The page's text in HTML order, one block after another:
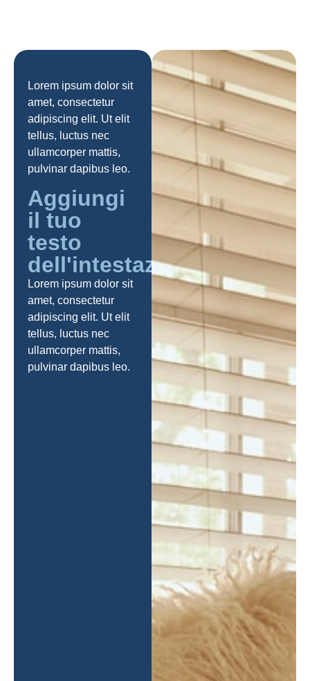
Lorem ipsum dolor sit
amet, consectetur
adipiscing elit. Ut elit
tellus, luctus nec
ullamcorper mattis,
pulvinar dapibus leo.
Aggiungi
il tuo
testo
dell'intestazione
Lorem ipsum dolor sit
amet, consectetur
adipiscing elit. Ut elit
tellus, luctus nec
ullamcorper mattis,
pulvinar dapibus leo.